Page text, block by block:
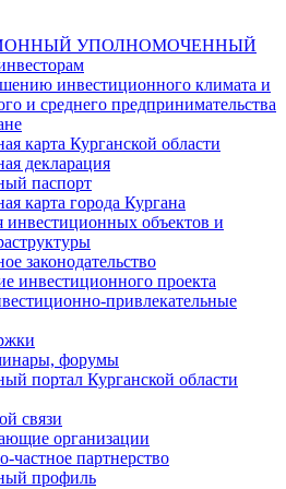
УПОЛНОМОЧЕННЫЙ
инвестиционного климата и
и среднего предпринимательства
карта Курганской области
декларация
паспорт
карта города Кургана
инвестиционных объектов и
законодательство
инвестиционного проекта
привлекательные
форумы
портал Курганской области
связи
организации
партнерство
профиль